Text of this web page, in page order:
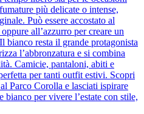
più delicate o intense,
Può essere accostato al
all’azzurro per creare un
bianco resta il grande protagonista
l’abbronzatura e si combina
Camicie, pantaloni, abiti e
per tanti outfit estivi. Scopri
Parco Corolla e lasciati ispirare
bianco per vivere l’estate con stile,